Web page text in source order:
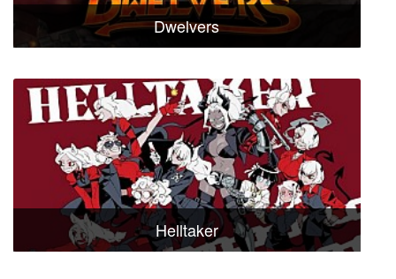
Dwelvers
Helltaker